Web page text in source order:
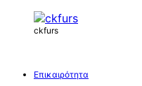
ckfurs
Επικαιρότητα